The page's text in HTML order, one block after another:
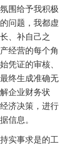
围给予我积极
问题，我都虚
、补自己之
经营的每个角
凭证的审核、
终生成准确无
企业财务状
济决策，进行
信息。
实事求是的工